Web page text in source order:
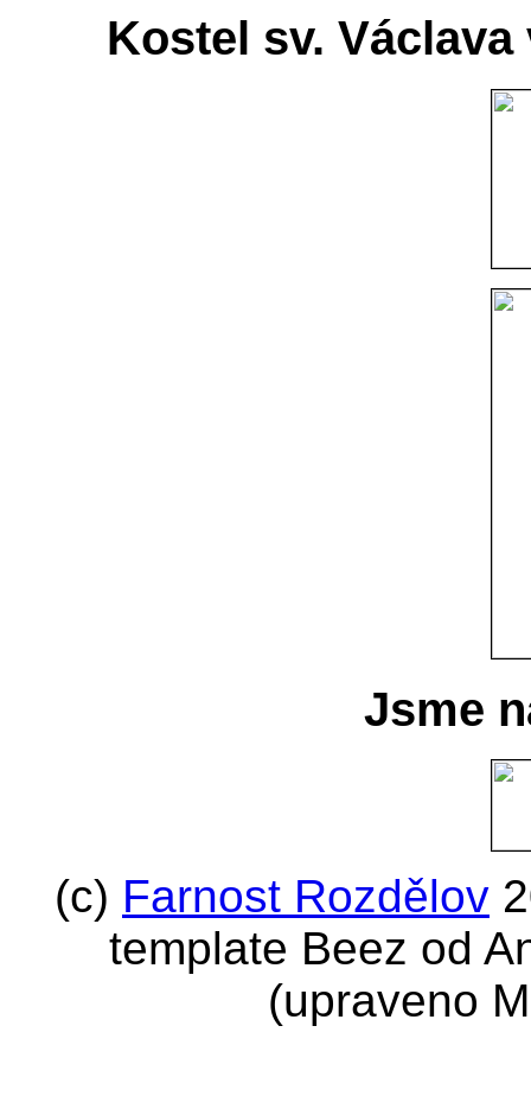
Kostel sv.
Jsme
(c) Farnost Rozdělov
template Beez od
(upraveno